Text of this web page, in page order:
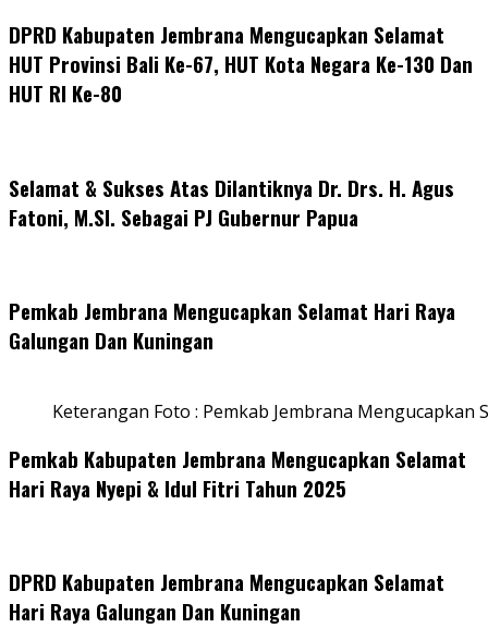
DPRD Kabupaten Jembrana Mengucapkan Selamat
HUT Provinsi Bali Ke-67, HUT Kota Negara Ke-130 Dan
HUT RI Ke-80
Selamat & Sukses Atas Dilantiknya Dr. Drs. H. Agus
Fatoni, M.SI. Sebagai PJ Gubernur Papua
Pemkab Jembrana Mengucapkan Selamat Hari Raya
Galungan Dan Kuningan
Keterangan Foto : Pemkab Jembrana Mengucapkan
Pemkab Kabupaten Jembrana Mengucapkan Selamat
Hari Raya Nyepi & Idul Fitri Tahun 2025
DPRD Kabupaten Jembrana Mengucapkan Selamat
Hari Raya Galungan Dan Kuningan